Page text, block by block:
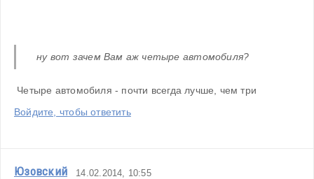
ну вот зачем Вам аж четыре автомобиля?
Четыре автомобиля - почти всегда лучше, чем три
Войдите, чтобы ответить
Юзовский 14.02.2014, 10:55